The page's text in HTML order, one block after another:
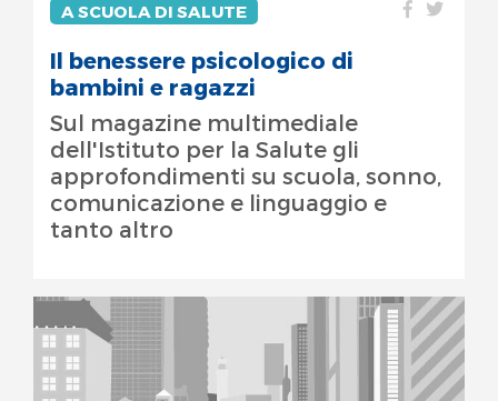
A SCUOLA DI SALUTE
Il benessere psicologico di
bambini e ragazzi
Sul magazine multimediale
dell'Istituto per la Salute gli
approfondimenti su scuola, sonno,
comunicazione e linguaggio e
tanto altro